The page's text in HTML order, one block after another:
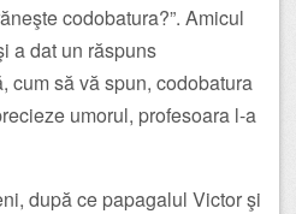
codobatura?”. Amicul
a dat un răspuns
cum să vă spun, codobatura
umorul, profesoara l-a
după ce papagalul Victor şi